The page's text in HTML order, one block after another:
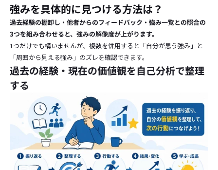
強みを具体的に見つける方法は？
過去経験の棚卸し・他者からのフィードバック・強み一覧との照合の
3つを組み合わせると、強みの解像度が上がります。
1つだけでも構いませんが、複数を併用すると「自分が思う強み」と
「周囲から見える強み」のズレを確認できます。
過去の経験・現在の価値観を自己分析で整理
する